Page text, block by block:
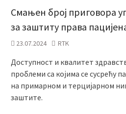
Смањен број приговора
за заштиту права
23.07.2024 RTK
Доступност и квалитет
проблеми са којима се сусрећу
на примарном и терцијарном
заштите.